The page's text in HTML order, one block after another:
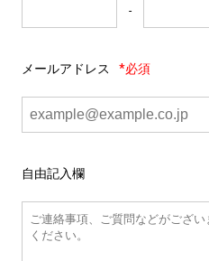
-
メールアドレス *必須
自由記入欄